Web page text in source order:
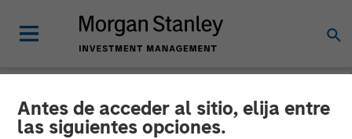
Antes de acceder al sitio, elija entre
las siguientes opciones.
CARON'S CORNER INSIGHTS